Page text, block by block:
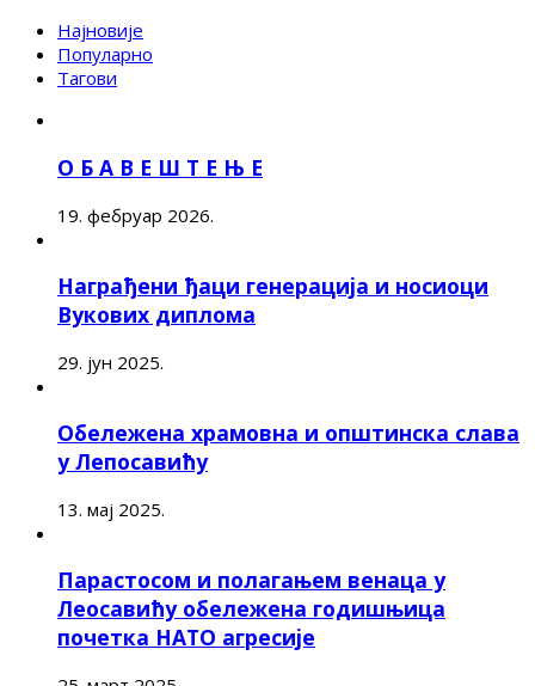
Најновије
Популарно
Тагови
О Б А В Е Ш Т Е Њ Е
19. фебруар 2026.
Награђени ђаци генерација и носиоци
Вукових диплома
29. јун 2025.
Обележена храмовна и општинска слава
у Лепосавићу
13. мај 2025.
Парастосом и полагањем венаца у
Леосавићу обележена годишњица
почетка НАТО агресије